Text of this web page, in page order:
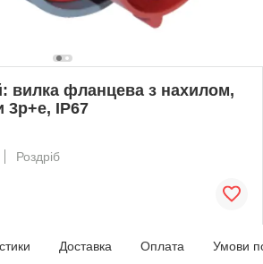
вилка фланцева з нахилом,
3p+e, IP67
Роздріб
Доставка Оплата Умови